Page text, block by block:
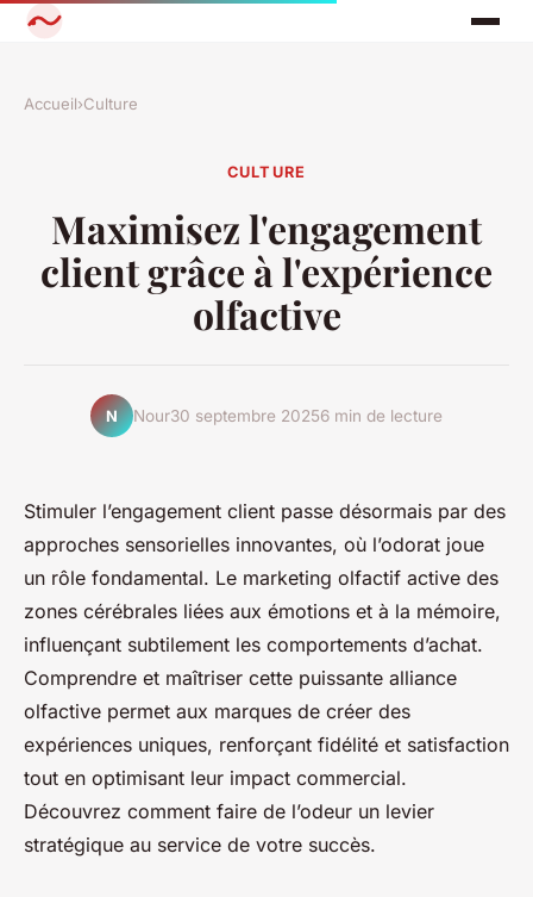
Accueil›Culture
CULTURE
Maximisez l'engagement
client grâce à l'expérience
olfactive
N Nour30 septembre 20256 min de lecture
Stimuler l’engagement client passe désormais par des
approches sensorielles innovantes, où l’odorat joue
un rôle fondamental. Le marketing olfactif active des
zones cérébrales liées aux émotions et à la mémoire,
influençant subtilement les comportements d’achat.
Comprendre et maîtriser cette puissante alliance
olfactive permet aux marques de créer des
expériences uniques, renforçant fidélité et satisfaction
tout en optimisant leur impact commercial.
Découvrez comment faire de l’odeur un levier
stratégique au service de votre succès.